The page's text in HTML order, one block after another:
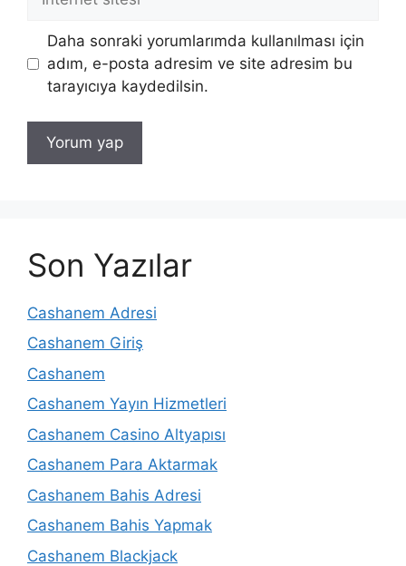
Daha sonraki yorumlarımda kullanılması için
adım, e-posta adresim ve site adresim bu
tarayıcıya kaydedilsin.
Son Yazılar
Cashanem Adresi
Cashanem Giriş
Cashanem
Cashanem Yayın Hizmetleri
Cashanem Casino Altyapısı
Cashanem Para Aktarmak
Cashanem Bahis Adresi
Cashanem Bahis Yapmak
Cashanem Blackjack